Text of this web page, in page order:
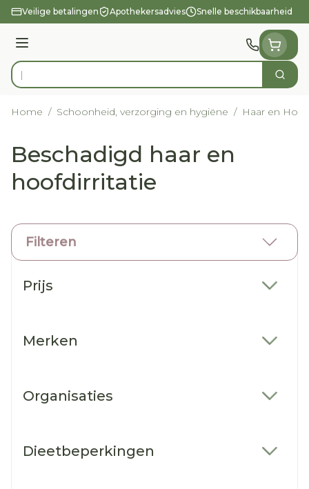
Ga naar de inhoud
Veilige betalingen Apothekersadvies Snelle beschikbaarheid
Menu
Product, merk, categorie... Zoek
Home / Schoonheid, verzorging en hygiëne / Haar en
Beschadigd haar en
hoofdirritatie
Filteren
Prijs
Merken
Organisaties
Dieetbeperkingen